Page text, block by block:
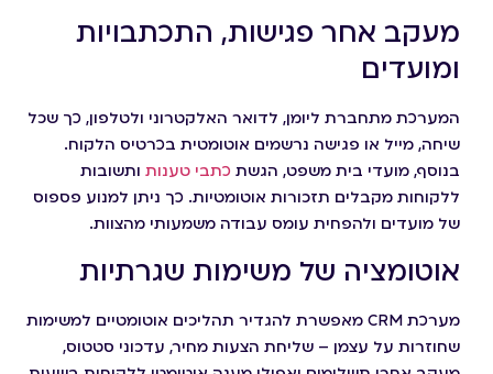
מעקב אחר פגישות, התכתבויות
ומועדים
המערכת מתחברת ליומן, לדואר האלקטרוני ולטלפון, כך שכל
שיחה, מייל או פגישה נרשמים אוטומטית בכרטיס הלקוח.
בנוסף, מועדי בית משפט, הגשת כתבי טענות ותשובות
ללקוחות מקבלים תזכורות אוטומטיות. כך ניתן למנוע פספוס
של מועדים ולהפחית עומס עבודה משמעותי מהצוות.
אוטומציה של משימות שגרתיות
מערכת CRM מאפשרת להגדיר תהליכים אוטומטיים למשימות
שחוזרות על עצמן – שליחת הצעות מחיר, עדכוני סטטוס,